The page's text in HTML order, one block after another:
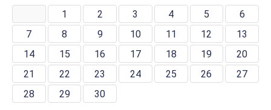
1 2 3 4 5
6
7
8 9 10 11 12
13
14
15 16 17 18 19
20
21
22 23 24 25 26
27
28
29 30